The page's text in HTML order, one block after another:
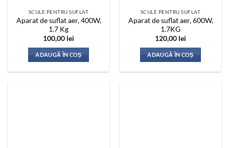
SCULE PENTRU SUFLAT
Aparat de suflat aer, 400W,
1.7 Kg
100,00 lei
ADAUGĂ ÎN COȘ
SCULE PENTRU SUFLAT
Aparat de suflat aer, 600W,
1.7KG
120,00 lei
ADAUGĂ ÎN COȘ